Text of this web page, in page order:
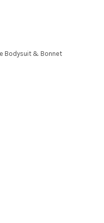
Bodysuit & Bonnet